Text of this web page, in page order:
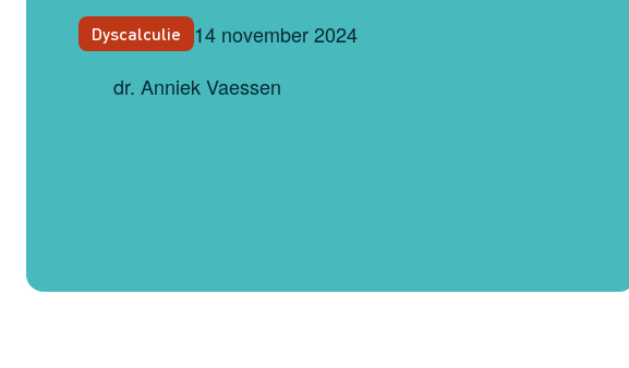
Dyscalculie
14 november 2024
dr. Anniek Vaessen